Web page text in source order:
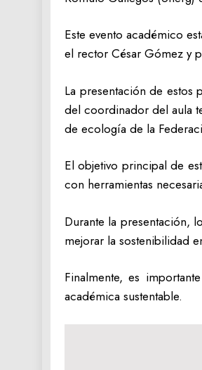
Este evento académico
el rector César Gómez y
La presentación de
del coordinador del aula
de ecología de la
El objetivo principal de
con herramientas
Durante la presentación,
mejorar la sostenibilidad
Finalmente, es
académica sustentable.